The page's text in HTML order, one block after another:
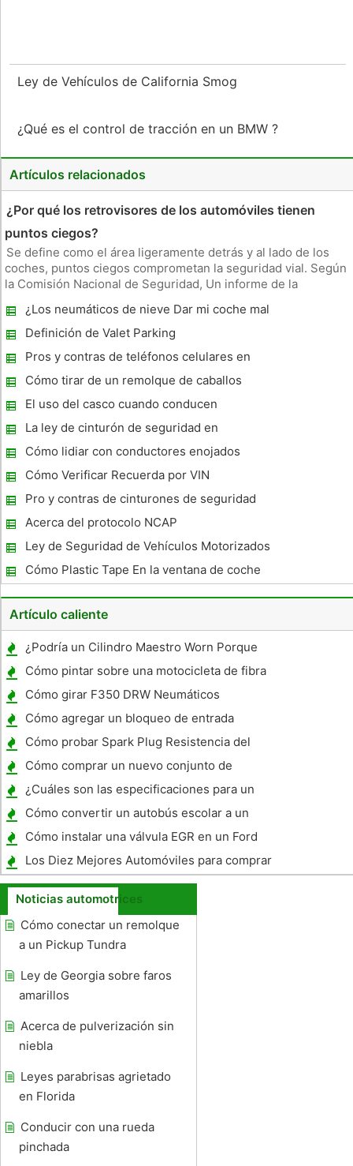
Ley de Vehículos de California Smog
¿Qué es el control de tracción en un BMW ?
Artículos relacionados
¿Por qué los retrovisores de los automóviles tienen
puntos ciegos?
Se define como el área ligeramente detrás y al lado de los
coches, puntos ciegos comprometan la seguridad vial. Según
la Comisión Nacional de Seguridad, Un informe de la
Carreteras mostró que el 18 por ciento de los accidentes son
colisiones sidesw
¿Los neumáticos de nieve Dar mi coche mal
rendimiento de la gasolina
Definición de Valet Parking
Pros y contras de teléfonos celulares en
Coches
Cómo tirar de un remolque de caballos
El uso del casco cuando conducen
motocicletas
La ley de cinturón de seguridad en
Massachusetts
Cómo lidiar con conductores enojados
Cómo Verificar Recuerda por VIN
Pro y contras de cinturones de seguridad
Acerca del protocolo NCAP
Ley de Seguridad de Vehículos Motorizados
de California CVC
Cómo Plastic Tape En la ventana de coche
de emergencia
Artículo caliente
¿Podría un Cilindro Maestro Worn Porque
una luz de freno de Vamos?
Cómo pintar sobre una motocicleta de fibra
de vidrio
Cómo girar F350 DRW Neumáticos
Cómo agregar un bloqueo de entrada
remota sin llave a mi 2006 Saturn Ion
Cómo probar Spark Plug Resistencia del
conductor
Cómo comprar un nuevo conjunto de
neumáticos para un 4x4
¿Cuáles son las especificaciones para un
1987 Ford Bronco ?
Cómo convertir un autobús escolar a un
Bluebird Camper
Cómo instalar una válvula EGR en un Ford
Explorer 2000
Los Diez Mejores Automóviles para comprar
Noticias automotrices
Cómo conectar un remolque
a un Pickup Tundra
Ley de Georgia sobre faros
amarillos
Acerca de pulverización sin
niebla
Leyes parabrisas agrietado
en Florida
Conducir con una rueda
pinchada